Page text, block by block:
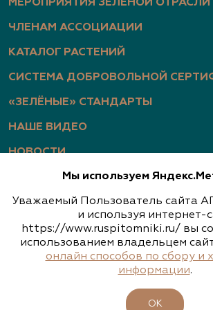
МЕРОПРИЯТИЯ ЗЕЛЕНОЙ ОТРАСЛИ
ЧЛЕНАМ АССОЦИАЦИИ
КАТАЛОГ РАСТЕНИЙ
СИСТЕМА ДОБРОВОЛЬНОЙ
«ЗЕЛЁНЫЕ» СТАНДАРТЫ
НАШЕ ВИДЕО
НОВОСТИ
ФОТОГАЛЕРЕЯ
Политика конфиденциальности
Обработка персональных данных
Мы используем
Уважаемый Пользователь сайта
и используя интернет-
https://www.ruspitomniki.ru/ вы
использованием владельцем
онлайн способов по сбору и
информации.
ОК